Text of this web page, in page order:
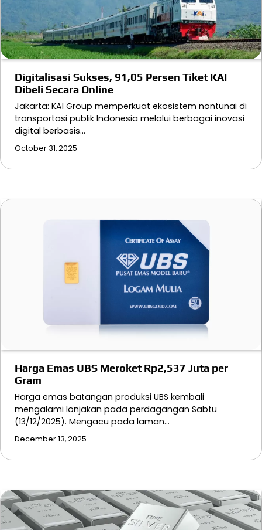
Digitalisasi Sukses, 91,05 Persen Tiket KAI
Dibeli Secara Online
Jakarta: KAI Group memperkuat ekosistem nontunai di
transportasi publik Indonesia melalui berbagai inovasi
digital berbasis…
October 31, 2025
Harga Emas UBS Meroket Rp2,537 Juta per
Gram
Harga emas batangan produksi UBS kembali
mengalami lonjakan pada perdagangan Sabtu
(13/12/2025). Mengacu pada laman…
December 13, 2025